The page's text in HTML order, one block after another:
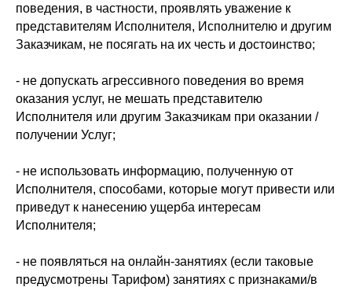
поведения, в частности, проявлять уважение к
представителям Исполнителя, Исполнителю и другим
Заказчикам, не посягать на их честь и достоинство;
- не допускать агрессивного поведения во время
оказания услуг, не мешать представителю
Исполнителя или другим Заказчикам при оказании /
получении Услуг;
- не использовать информацию, полученную от
Исполнителя, способами, которые могут привести или
приведут к нанесению ущерба интересам
Исполнителя;
- не появляться на онлайн-занятиях (если таковые
предусмотрены Тарифом) занятиях с признаками/в